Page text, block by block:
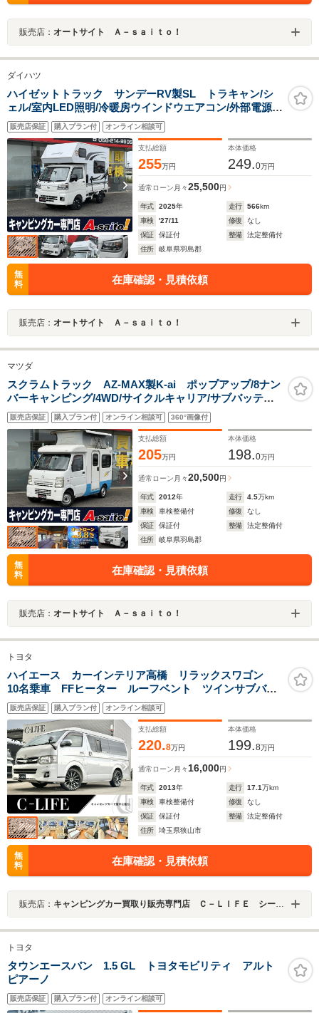
販売店： オートサイト Ａ－ｓａｉｔｏ！
ダイハツ
ハイゼットトラック サンデーRV製SL トラキャン/シ
ェル/室内LED照明/冷暖房ウインドウエアコン/外部電源/
ポタ電/スマートキー/スマートアシスト/強化スプリン
グ/MT
販売店保証 購入プラン付 オンライン相談可
支払総額
255万円
本体価格
249.0万円
通常ローン 月々25,500円
年式 2025年 走行 566km
車検
'27/11 修復
なし
保証
保証付 整備
法定整備付
住所
岐阜県羽島郡
無
料
在庫確認・見積依頼
販売店： オートサイト Ａ－ｓａｉｔｏ！
マツダ
スクラムトラック AZ-MAX製K-ai ポップアップ/8ナン
バーキャンピング/4WD/サイクルキャリア/サブバッテリ
ー/走行充電/シンク
販売店保証 購入プラン付 オンライン相談可 360°画像付
支払総額
205万円
本体価格
198.0万円
通常ローン 月々20,500円
年式 2012年 走行 4.5万km
車検
車検整備付 修復
なし
保証
保証付 整備
法定整備付
住所
岐阜県羽島郡
無
料
在庫確認・見積依頼
販売店： オートサイト Ａ－ｓａｉｔｏ！
トヨタ
ハイエース カーインテリア高橋 リラックスワゴン
10名乗車 FFヒーター ルーフベント ツインサブバッ
テリー 1500Wインバーター 外部充電 走行充電 リ
アクーラー リアヒーター アルミ17インチホイール
ETC ミラー型前後ドラレコ バンコン
販売店保証 購入プラン付 オンライン相談可
支払総額
220.8万円
本体価格
199.8万円
通常ローン 月々16,000円
年式 2013年 走行 17.1万km
車検
車検整備付 修復
なし
保証
保証付 整備
法定整備付
住所
埼玉県狭山市
無
料
在庫確認・見積依頼
販売店： キャンピングカー買取り販売専門店 Ｃ－ＬＩＦＥ シーライフ 狭山店
トヨタ
タウンエースバン 1.5 GL トヨタモビリティ アルト
ピアーノ
販売店保証 購入プラン付 オンライン相談可